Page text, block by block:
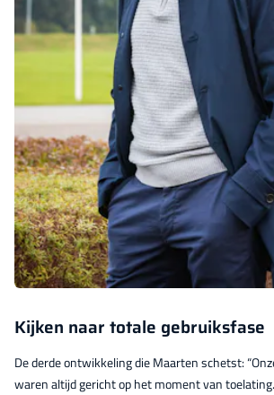
Kijken naar totale gebruiksfase
De derde ontwikkeling die Maarten schetst:
waren altijd gericht op het moment van